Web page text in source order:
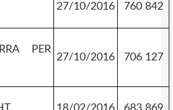
27/10/2016 760 842
PER
27/10/2016 706 127